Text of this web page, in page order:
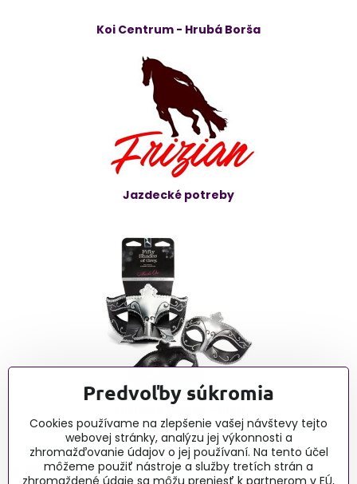
Koi Centrum - Hrubá Borša
Jazdecké potreby
0915 732 190, Po-Pia 9:00-16:00
Predvoľby súkromia
Cookies používame na zlepšenie vašej návštevy tejto
webovej stránky, analýzu jej výkonnosti a
zhromažďovanie údajov o jej používaní. Na tento účel
môžeme použiť nástroje a služby tretích strán a
zhromaždené údaje sa môžu preniesť k partnerom v EÚ,